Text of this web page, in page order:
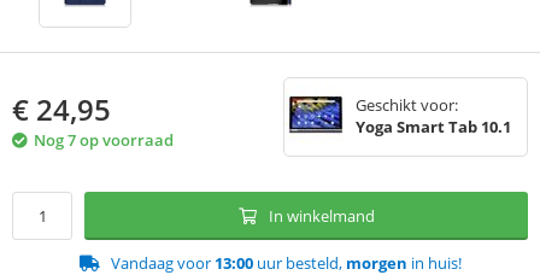
€ 24,95
Nog 7 op voorraad
Geschikt voor:
Yoga Smart Tab 10.1
In winkelmand
Vandaag voor 13:00uur besteld, morgen in huis!